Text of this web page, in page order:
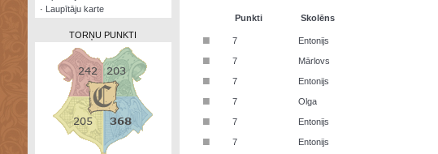
· Laupītāju karte
TORŅU PUNKTI
Punkti Skolēns
■ 7 Entonijs
■ 7 Mārlovs
■ 7 Entonijs
■ 7 Olga
■ 7 Entonijs
■ 7 Entonijs